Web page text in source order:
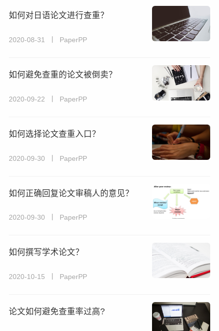
如何对日语论文进行查重？
2020-08-31 丨 PaperPP
如何避免查重的论文被倒卖？
2020-09-22 丨 PaperPP
如何选择论文查重入口？
2020-09-30 丨 PaperPP
如何正确回复论文审稿人的意见？
2020-09-30 丨 PaperPP
如何撰写学术论文？
2020-10-15 丨 PaperPP
论文如何避免查重率过高?